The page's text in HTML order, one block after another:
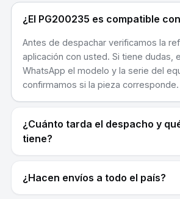
¿El PG200235 es compatible
Antes de despachar verificamos la
aplicación con usted. Si tiene dudas,
WhatsApp el modelo y la serie del
confirmamos si la pieza corresponde.
¿Cuánto tarda el despacho y
tiene?
¿Hacen envíos a todo el país?